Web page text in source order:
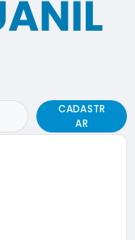
CADASTR
AR